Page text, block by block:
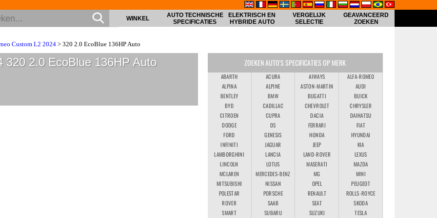
WINKEL
AUTO TECHNISCHE
SPECIFICATIES
ELEKTRISCH EN
HYBRIDE AUTO
VERGELIJK
SELECTIE
GEAVANCEERD
ZOEKEN
Custom L2 2024 > 320 2.0 EcoBlue 136HP Auto
320 2.0 EcoBlue 136HP Auto
ZOEKEN AUTO'S SPECIFICATIES OP MERK
ABARTH ACURA AIWAYS
ALFA-ROMEO
ALPINA
ALPINE ASTON-MARTIN
AUDI
BENTLEY
BMW BUGATTI
BUICK
BYD
CADILLAC CHEVROLET
CHRYSLER
CITROEN
CUPRA DACIA
DAIHATSU
DODGE
DS FERRARI
FIAT
FORD
GENESIS HONDA
HYUNDAI
INFINITI
JAGUAR JEEP
KIA
LAMBORGHINI
LANCIA LAND-ROVER
LEXUS
LINCOLN
LOTUS MASERATI
MAZDA
MCLAREN
MERCEDES-BENZ MG
MINI
MITSUBISHI
NISSAN OPEL
PEUGEOT
POLESTAR
PORSCHE RENAULT
ROLLS-ROYCE
ROVER
SAAB SEAT
SKODA
SMART
SUBARU SUZUKI
TESLA